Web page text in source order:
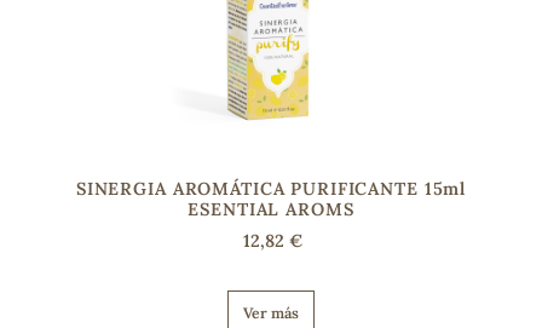
SINERGIA AROMÁTICA PURIFICANTE 15ml
ESENTIAL AROMS
12,82 €
Ver más